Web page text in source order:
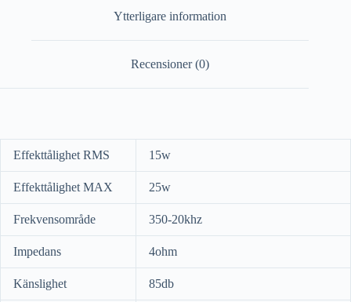
Ytterligare information
Recensioner (0)
Effekttålighet RMS 15w
Effekttålighet MAX 25w
Frekvensområde 350-20khz
Impedans 4ohm
Känslighet 85db